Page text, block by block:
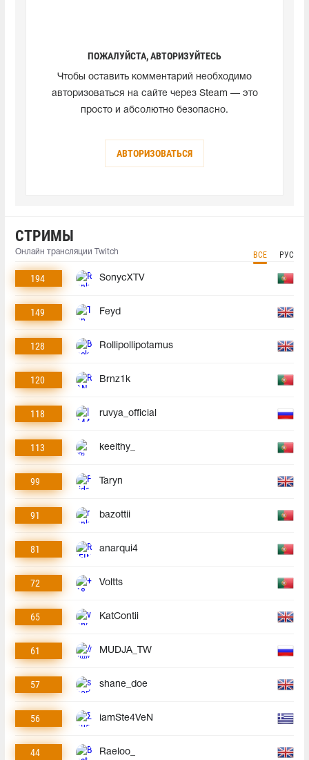
ПОЖАЛУЙСТА, АВТОРИЗУЙТЕСЬ
Чтобы оставить комментарий необходимо
авторизоваться на сайте через Steam — это
просто и абсолютно безопасно.
АВТОРИЗОВАТЬСЯ
СТРИМЫ
Онлайн трансляции Twitch ВСЕ РУС
194 SonycXTV
149 Feyd
128 Rollipollipotamus
120 Brnz1k
118 ruvya_official
113 keeithy_
99 Taryn
91 bazottii
81 anarqui4
72 Voltts
65 KatContii
61 MUDJA_TW
57 shane_doe
56 iamSte4VeN
44 Raeloo_